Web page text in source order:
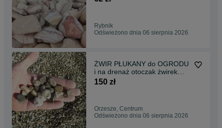
Rybnik
Odświeżono dnia 06 sierpnia 2026
ŻWIR PŁUKANY do OGRODU
i na drenaż otoczak żwirek
kamień grys
150 zł
Orzesze, Centrum
Odświeżono dnia 06 sierpnia 2026